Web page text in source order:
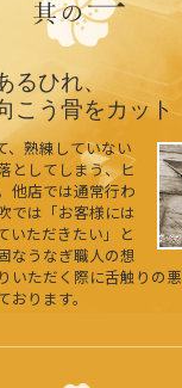
るひれ、
こう骨をカット
、熟練していない
としてしまう、ヒ
他店では通常行わ
では「お客様には
いただきたい」と
なうなぎ職人の想
いただく際に舌触りの
おります。